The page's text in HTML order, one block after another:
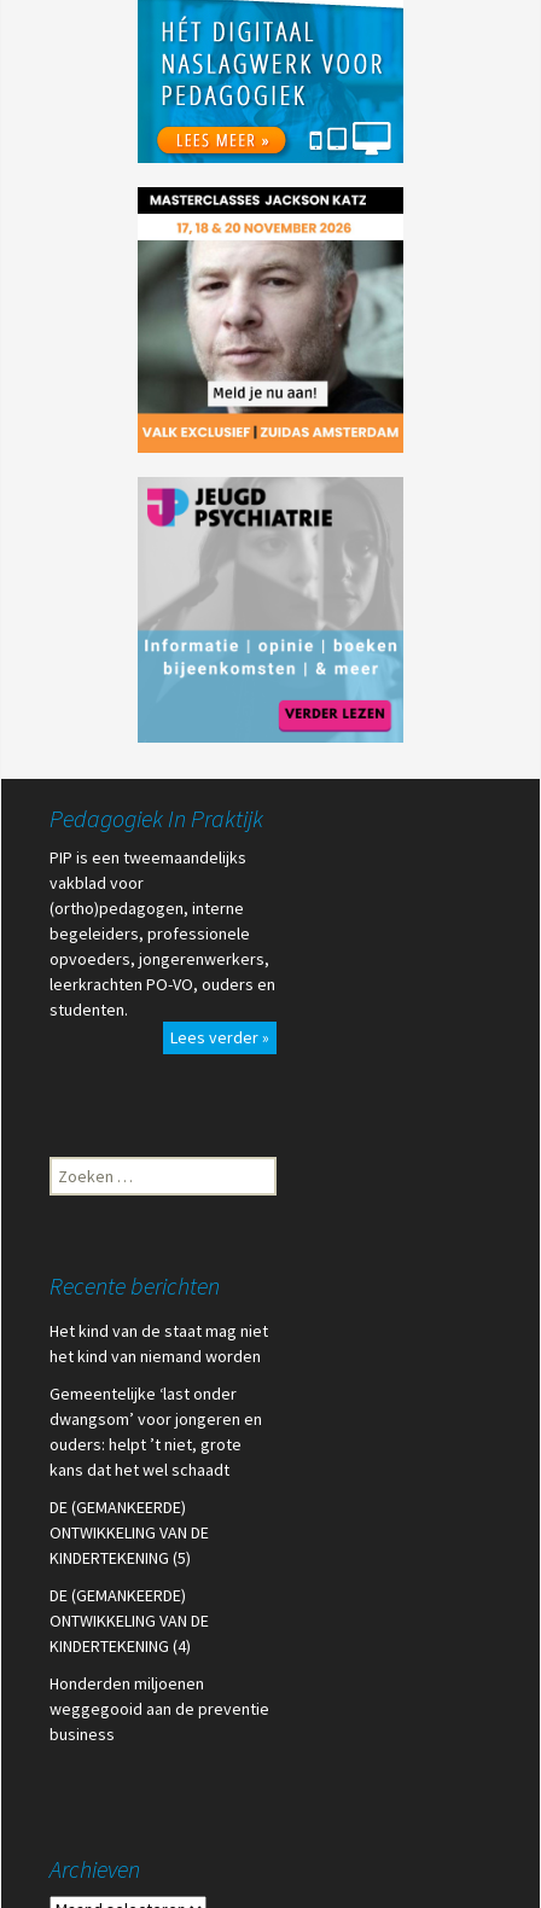
Pedagogiek In Praktijk
PIP is een tweemaandelijks
vakblad voor
(ortho)pedagogen, interne
begeleiders, professionele
opvoeders, jongerenwerkers,
leerkrachten PO-VO, ouders en
studenten.
Lees verder »
Zoeken
naar:
Recente berichten
Het kind van de staat mag niet
het kind van niemand worden
Gemeentelijke ‘last onder
dwangsom’ voor jongeren en
ouders: helpt ’t niet, grote
kans dat het wel schaadt
DE (GEMANKEERDE)
ONTWIKKELING VAN DE
KINDERTEKENING (5)
DE (GEMANKEERDE)
ONTWIKKELING VAN DE
KINDERTEKENING (4)
Honderden miljoenen
weggegooid aan de preventie
business
Archieven